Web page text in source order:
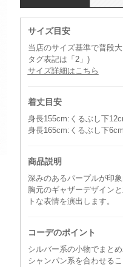
サイズ目安
当店のサイズ基準で普段
タグ表記は「2」)
サイズ詳細はこちら
着丈目安
身長155cm:くるぶし下
身長165cm:くるぶし下6cm
商品説明
深みのあるパープルが印象
胸元のギャザーデザイン
トな表情を演出します。
コーデのポイント
シルバー系の小物でまと
シャンパン系を合わせる